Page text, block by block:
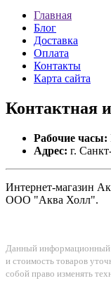
Главная
Блог
Доставка
Оплата
Контакты
Карта сайта
Контактная
Рабочие часы:
Адрес: г.
Интернет-магазин
ООО "Аква Холл".
Данный информационный
и стоимость товаров
собой право изменять